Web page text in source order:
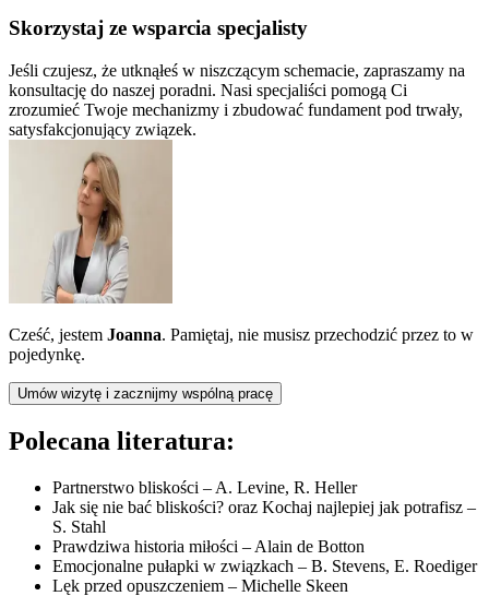
Skorzystaj ze wsparcia specjalisty
Jeśli czujesz, że utknąłeś w niszczącym schemacie, zapraszamy na
konsultację do naszej poradni. Nasi specjaliści pomogą Ci
zrozumieć Twoje mechanizmy i zbudować fundament pod trwały,
satysfakcjonujący związek.
Cześć, jestem Joanna. Pamiętaj, nie musisz przechodzić przez to w
pojedynkę.
Umów wizytę i zacznijmy wspólną pracę
Polecana literatura:
Partnerstwo bliskości – A. Levine, R. Heller
Jak się nie bać bliskości? oraz Kochaj najlepiej jak potrafisz –
S. Stahl
Prawdziwa historia miłości – Alain de Botton
Emocjonalne pułapki w związkach – B. Stevens, E. Roediger
Lęk przed opuszczeniem – Michelle Skeen